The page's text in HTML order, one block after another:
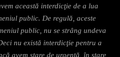
această interdicţie de a lua
public. De regulă, aceste
public, nu se strâng undeva
nu există interdicţie pentru a
avem stare de urgenţă, în stare